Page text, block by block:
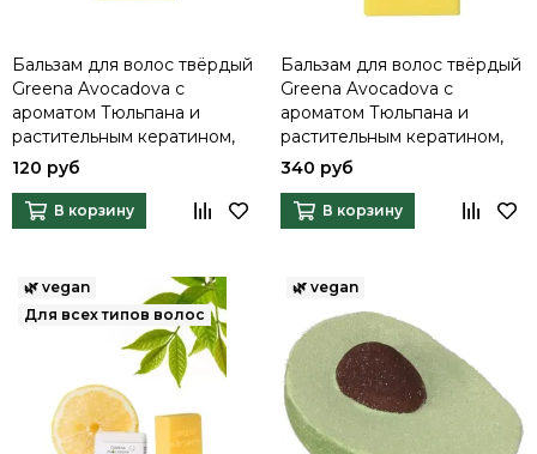
Бальзам для волос твёрдый
Greena Avocadova с
ароматом Тюльпана и
растительным кератином,
10 г
120 руб
В корзину
Бальзам для волос твёрдый
Greena Avocadova с
ароматом Тюльпана и
растительным кератином,
50 г
340 руб
В корзину